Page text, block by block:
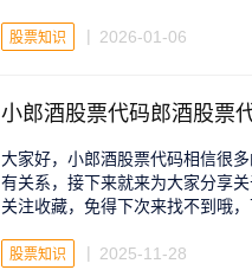
股票知识 2026-01-06
小郎酒股票代码郎酒股票
大家好，小郎酒股票代码相信很
有关系，接下来就来为大家分享
关注收藏，免得下次来找不到哦
股票知识 2025-11-28